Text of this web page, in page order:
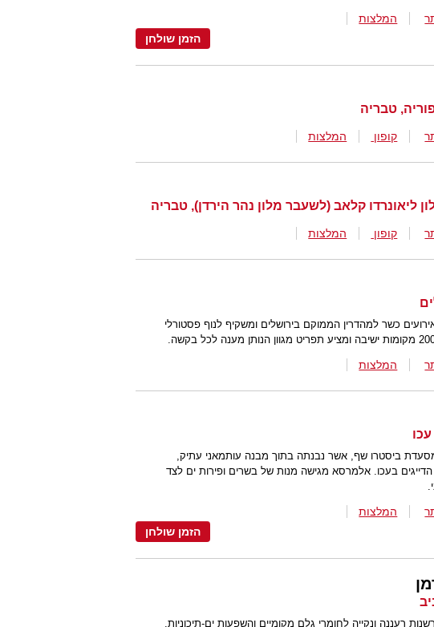
המלצות
הזמן שולחן
קופון המלצות
קופון המלצות
כשר למהדרין הממוקם בירושלים ומשקיף לנוף פסטורלי
המלצות
ביסטרו שף, אשר נבנתה בתוך מבנה עותמאני עתיק,
בעכו. אלמרסא מגישה מנות של בשרים ופירות ים לצד
המלצות
הזמן שולחן
רעננה ונקייה לחומרי גלם מקומיים והשפעות ים-תיכוניות,